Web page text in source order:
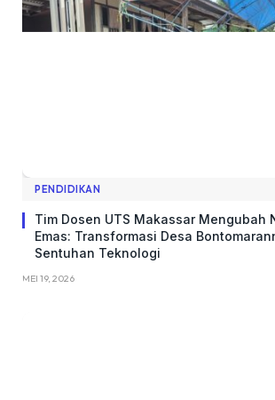
PENDIDIKAN
Tim Dosen UTS Makassar Mengubah
Emas: Transformasi Desa
Sentuhan Teknologi
MEI 19, 2026